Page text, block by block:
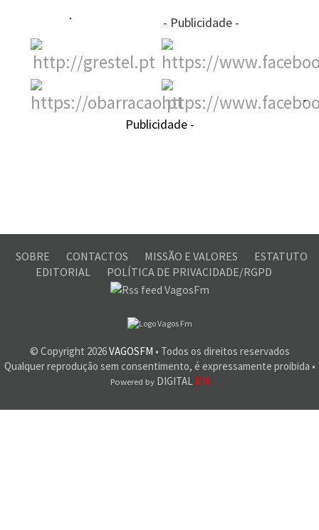
- Publicidade -
-
Publicidade -
SOBRE CONTACTOS MISSÃO E VALORES
ESTATUTO
EDITORIAL
POLÍTICA DE PRIVACIDADE/RGPD
© Copyright 2026VAGOSFM • Todos os direitos reservados
Qualquer reprodução sem consentimento, é expressamente proibida •
Powered byDIGITAL RM